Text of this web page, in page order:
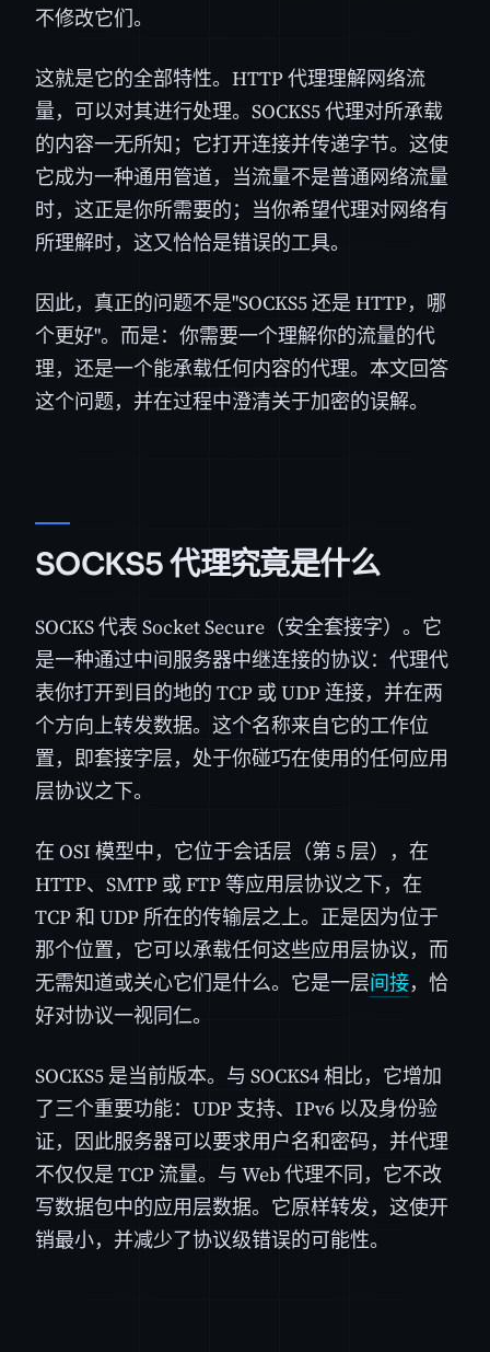
不修改它们。
这就是它的全部特性。HTTP 代理理解网络流
量，可以对其进行处理。SOCKS5 代理对所承载
的内容一无所知；它打开连接并传递字节。这使
它成为一种通用管道，当流量不是普通网络流量
时，这正是你所需要的；当你希望代理对网络有
所理解时，这又恰恰是错误的工具。
因此，真正的问题不是"SOCKS5 还是 HTTP，哪
个更好"。而是：你需要一个理解你的流量的代
理，还是一个能承载任何内容的代理。本文回答
这个问题，并在过程中澄清关于加密的误解。
SOCKS5 代理究竟是什么
SOCKS 代表 Socket Secure（安全套接字）。它
是一种通过中间服务器中继连接的协议：代理代
表你打开到目的地的 TCP 或 UDP 连接，并在两
个方向上转发数据。这个名称来自它的工作位
置，即套接字层，处于你碰巧在使用的任何应用
层协议之下。
在 OSI 模型中，它位于会话层（第 5 层），在
HTTP、SMTP 或 FTP 等应用层协议之下，在
TCP 和 UDP 所在的传输层之上。正是因为位于
那个位置，它可以承载任何这些应用层协议，而
无需知道或关心它们是什么。它是一层间接，恰
好对协议一视同仁。
SOCKS5 是当前版本。与 SOCKS4 相比，它增加
了三个重要功能：UDP 支持、IPv6 以及身份验
证，因此服务器可以要求用户名和密码，并代理
不仅仅是 TCP 流量。与 Web 代理不同，它不改
写数据包中的应用层数据。它原样转发，这使开
销最小，并减少了协议级错误的可能性。